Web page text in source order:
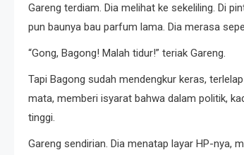
Gareng terdiam. Dia melihat ke sekeliling. Di
pun baunya bau parfum lama. Dia merasa
“Gong, Bagong! Malah tidur!” teriak Gareng.
Tapi Bagong sudah mendengkur keras,
mata, memberi isyarat bahwa dalam politik,
tinggi.
Gareng sendirian. Dia menatap layar HP-nya,